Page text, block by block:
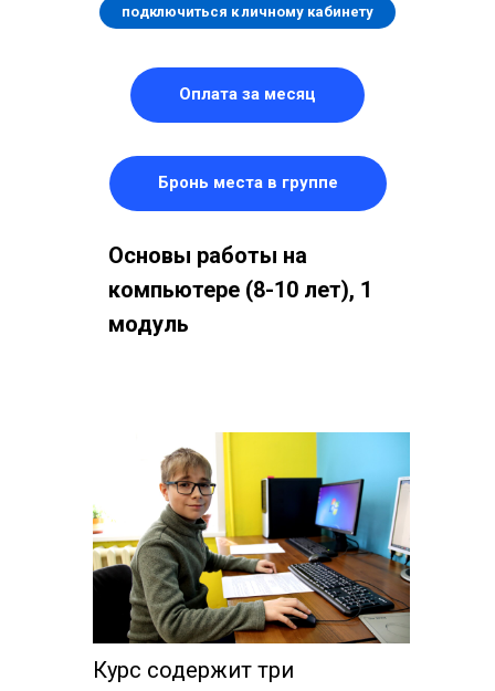
подключиться к личному кабинету
Оплата за месяц
Бронь места в группе
Основы работы на
компьютере (8-10 лет), 1
модуль
Курс содержит три